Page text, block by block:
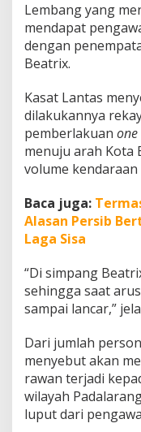
Lembang yang
mendapat
dengan
Beatrix.
Kasat Lantas
dilakukannya
pemberlakuan one
menuju arah Kota
volume
Baca juga:
Alasan Persib
Laga Sisa
“Di simpang
sehingga saat
sampai lancar,”
Dari jumlah
menyebut akan
rawan terjadi
wilayah
luput dari